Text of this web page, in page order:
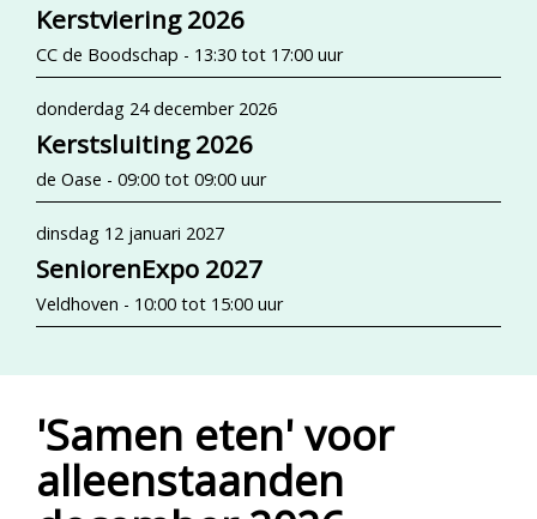
Kerstviering 2026
CC de Boodschap - 13:30 tot 17:00 uur
donderdag 24 december 2026
Kerstsluiting 2026
de Oase - 09:00 tot 09:00 uur
dinsdag 12 januari 2027
SeniorenExpo 2027
Veldhoven - 10:00 tot 15:00 uur
'Samen eten' voor
alleenstaanden